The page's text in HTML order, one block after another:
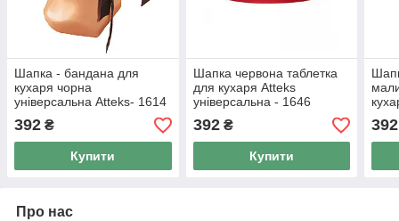
Шапка - бандана для
кухаря чорна
універсальна Atteks- 1614
392 ₴
Купити
Шапка червона таблетка
для кухаря Atteks
універсальна - 1646
392₴
Купити
392
Про нас